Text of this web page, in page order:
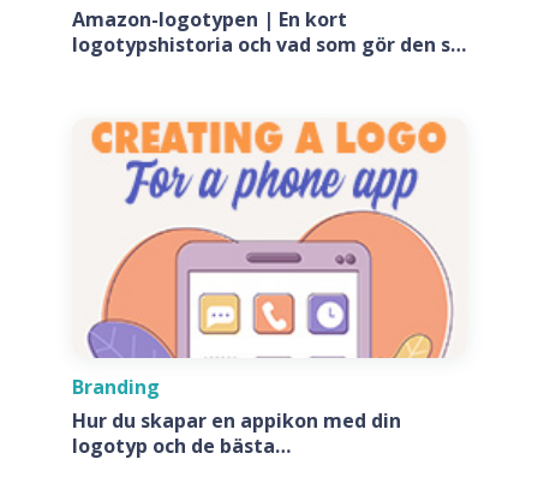
Amazon-logotypen | En kort
logotypshistoria och vad som gör den så
Branding
Hur du skapar en appikon med din
logotyp och de bästa